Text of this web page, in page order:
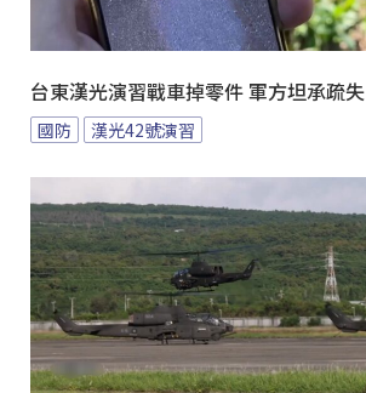
台東漢光演習戰車掉零件 軍方坦承疏失
國防 漢光42號演習